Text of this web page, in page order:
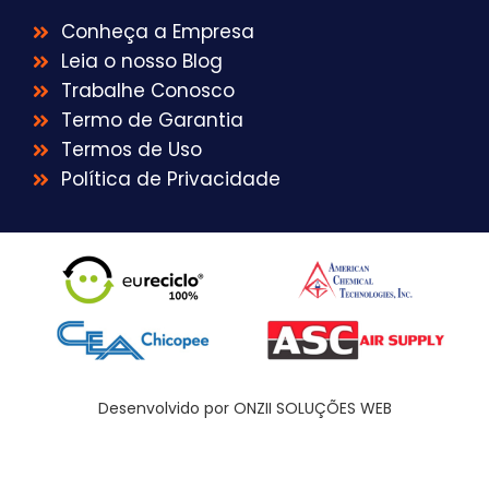
Conheça a Empresa
Leia o nosso Blog
Trabalhe Conosco
Termo de Garantia
Termos de Uso
Política de Privacidade
Desenvolvido por ONZII SOLUÇÕES WEB